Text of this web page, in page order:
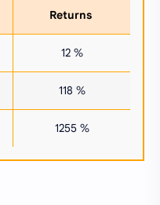
Returns
12 %
118 %
1255 %